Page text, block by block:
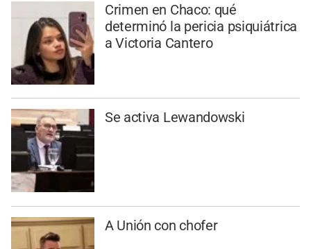
Crimen en Chaco: qué
determinó la pericia psiquiátrica
a Victoria Cantero
Se activa Lewandowski
A Unión con chofer